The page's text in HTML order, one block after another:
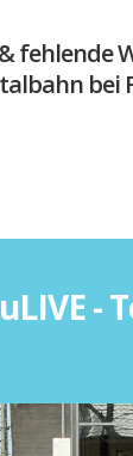
fehlende
bei
-